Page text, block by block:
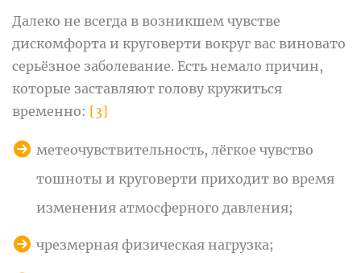
Далеко не всегда в возникшем чувстве
дискомфорта и круговерти вокруг вас виновато
серьёзное заболевание. Есть немало причин,
которые заставляют голову кружиться
временно: [3]
метеочувствительность, лёгкое чувство
тошноты и круговерти приходит во время
изменения атмосферного давления;
чрезмерная физическая нагрузка;